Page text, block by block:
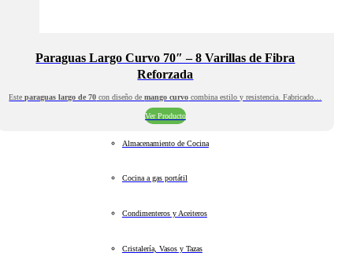
Paraguas Largo Curvo 70″ – 8 Varillas de Fibra
Reforzada
Esteparaguas largo de 70 con diseño demango curvo combina estilo y resistencia. Fabricado…
Ver Producto
Almacenamiento de Cocina
Cocina a gas portátil
Condimenteros y Aceiteros
Cristalería, Vasos y Tazas